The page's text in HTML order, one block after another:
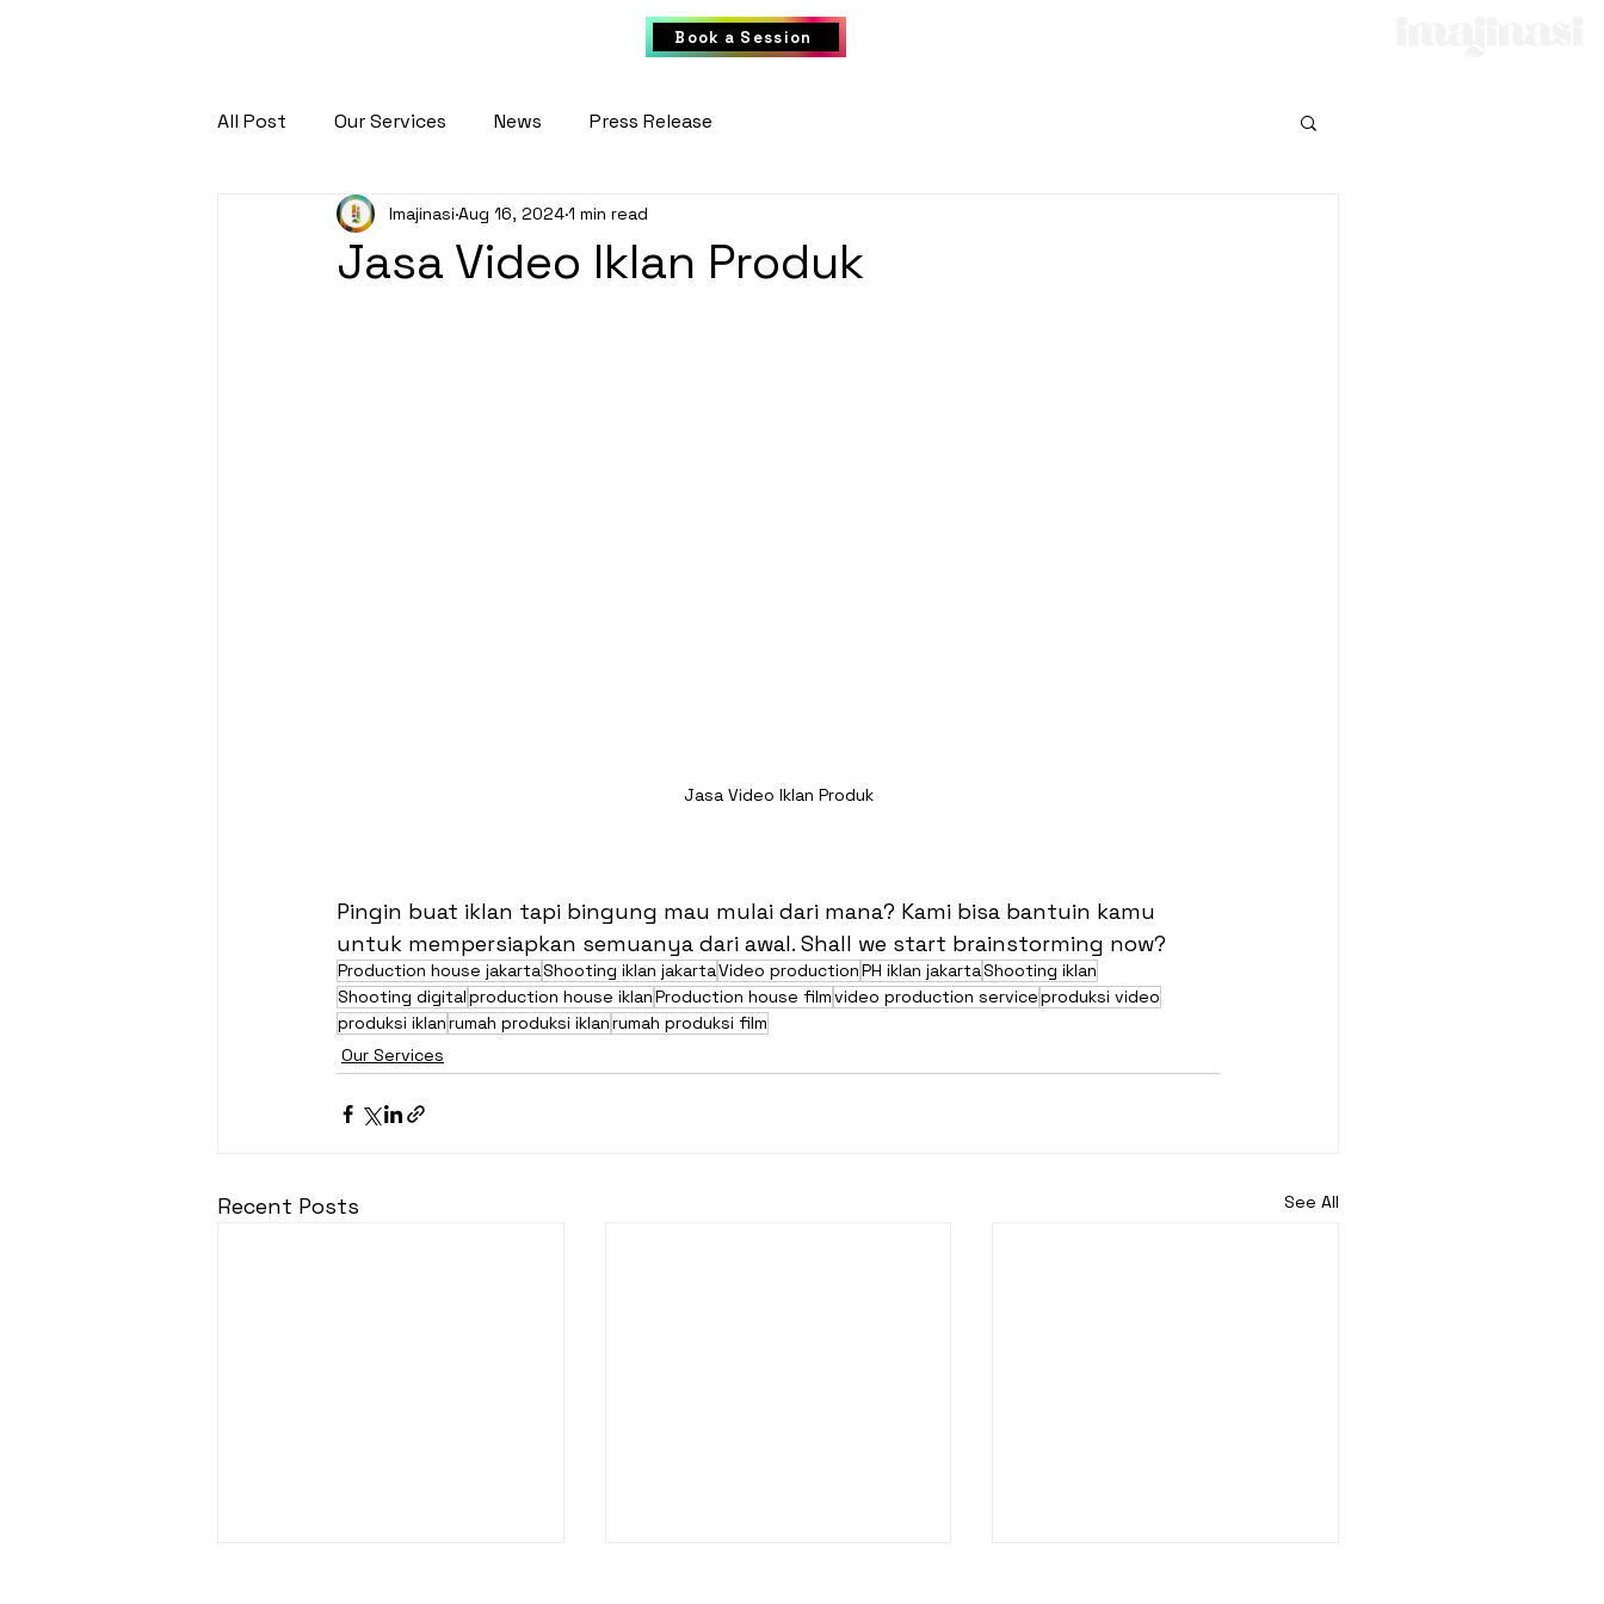
Book a Session
All Post Our Services News Press Release
Jasa Video Iklan Produk
Imajinasi Aug 16, 20241 min read
Jasa Video Iklan Produk
Pingin buat iklan tapi bingung mau mulai dari mana? Kami bisa bantuin kamu
untuk mempersiapkan semuanya dari awal. Shall we start brainstorming now?
Production house jakartaShooting iklan jakartaVideo productionPH iklan jakartaShooting iklan
Shooting digitalproduction house iklanProduction house filmvideo production serviceproduksi video
produksi iklanrumah produksi iklanrumah produksi film
Our Services
Recent Posts See All